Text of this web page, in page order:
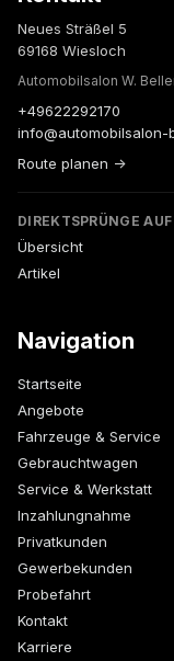
Neues Sträßel 5
69168 Wiesloch
Automobilsalon W.
+49622292170
info@automobilsalon-
Route planen →
DIREKTSPRÜNGE
Übersicht
Artikel
Navigation
Startseite
Angebote
Fahrzeuge & Service
Gebrauchtwagen
Service & Werkstatt
Inzahlungnahme
Privatkunden
Gewerbekunden
Probefahrt
Kontakt
Karriere